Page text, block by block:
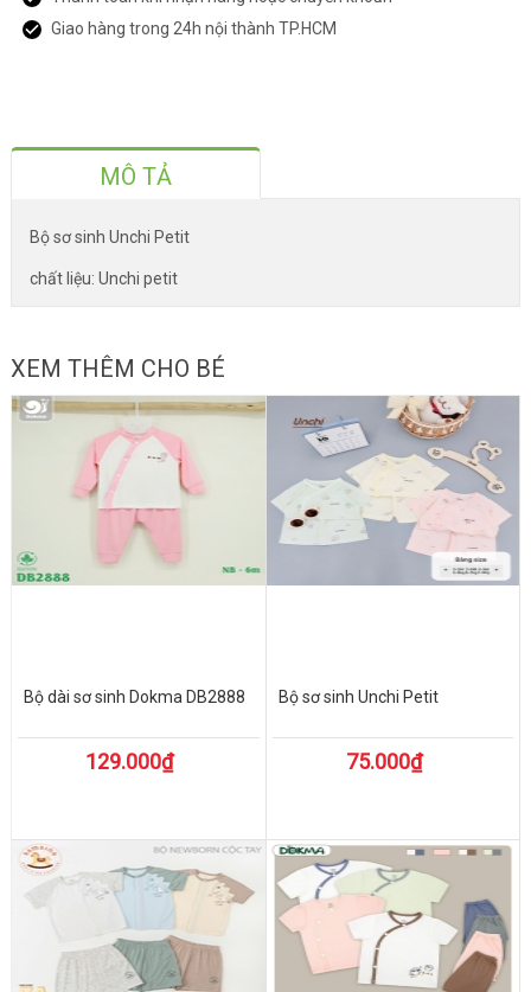
Giao hàng trong 24h nội thành TP.HCM
MÔ TẢ
Bộ sơ sinh Unchi Petit
chất liệu: Unchi petit
XEM THÊM CHO BÉ
Bộ dài sơ sinh Dokma DB2888
129.000₫
Bộ sơ sinh Unchi Petit
75.000₫